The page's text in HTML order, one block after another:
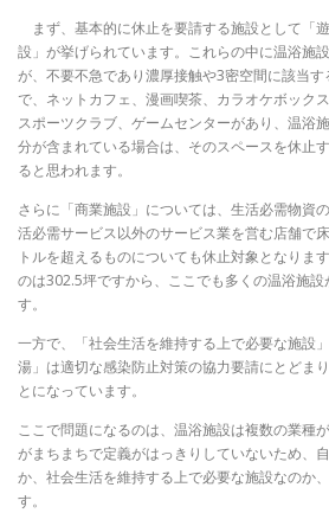
まず、基本的に休止を要請する施設として「
設」が挙げられています。これらの中に温浴施
が、不要不急であり濃厚接触や3密空間に該当
で、ネットカフェ、漫画喫茶、カラオケボック
スポーツクラブ、ゲームセンターがあり、温浴
分が含まれている場合は、そのスペースを休止
ると思われます。
さらに「商業施設」については、生活必需物資
活必需サービス以外のサービス業を営む店舗で
トルを超えるものについても休止対象となりま
のは302.5坪ですから、ここでも多くの温浴施
す。
一方で、「社会生活を維持する上で必要な施設
湯」は適切な感染防止対策の協力要請にとどま
とになっています。
ここで問題になるのは、温浴施設は複数の業種
がまちまちで定義がはっきりしていないため、
か、社会生活を維持する上で必要な施設なのか
す。